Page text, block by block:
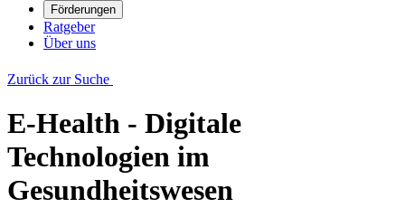
Förderungen
Ratgeber
Über uns
Zurück zur Suche
E-Health - Digitale
Technologien im
Gesundheitswesen